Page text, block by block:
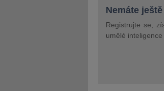
Nemáte
Registrujte se,
umělé inteligence